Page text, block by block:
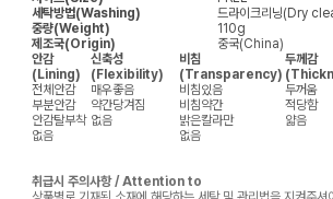
세탁방법(Washing)
드라이크리닝(Dry
중량(Weight)
110g
제조국(Origin)
중국(China)
안감
(Lining)
신축성
(Flexibility)
비침
(Transparency)
두께감
전체안감
매우좋음 비침있음 두꺼움
부분안감
약간당겨짐 비침약간 적당함
안감탈부착 없음 밝은칼라만 얇음
없음
없음
취급시 주의사항 / Attention to